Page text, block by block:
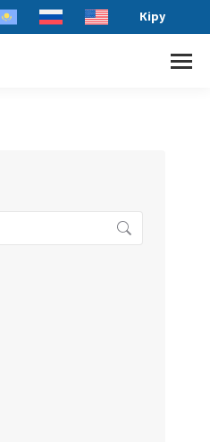
Кіру